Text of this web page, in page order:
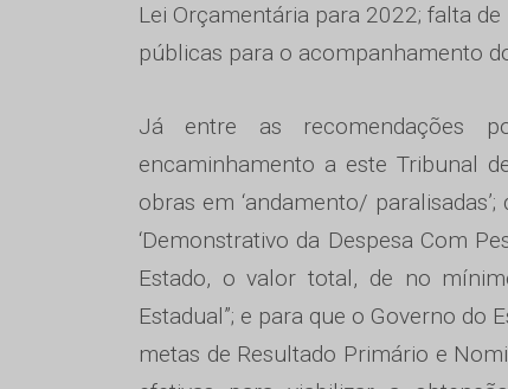
Lei Orçamentária para 2022; falta
públicas para o acompanhamento
Já entre as recomendações
encaminhamento a este Tribunal
obras em ‘andamento/
‘Demonstrativo da Despesa Com
Estado, o valor total, de no
Estadual”; e para que o Governo do
metas de Resultado Primário e